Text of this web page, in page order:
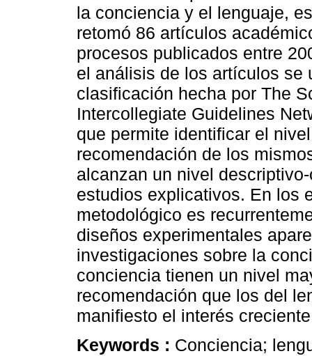
la conciencia y el lenguaje,
retomó 86 artículos
procesos publicados entre
el análisis de los artículos se
clasificación hecha por The
Intercollegiate Guidelines
que permite identificar el
recomendación de los
alcanzan un nivel
estudios explicativos. En los
metodológico es
diseños experimentales
investigaciones sobre la
conciencia tienen un nivel
recomendación que los del
manifiesto el interés
Keywords : Conciencia;